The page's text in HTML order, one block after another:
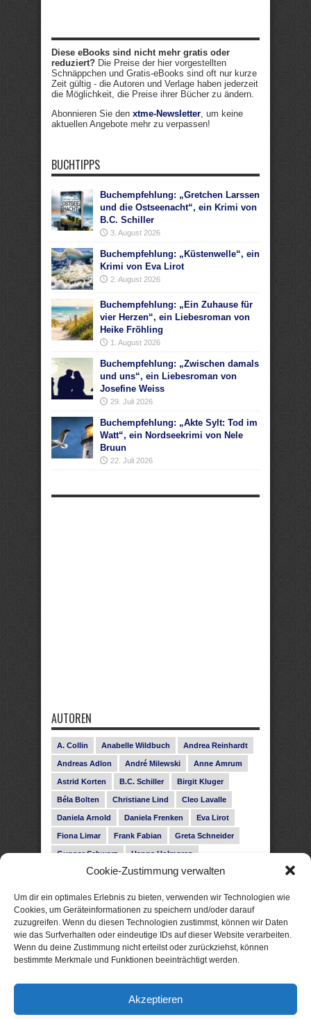
Cookie-Zustimmung verwalten
Um dir ein optimales Erlebnis zu bieten, verwenden wir Technologien wie
Cookies, um Geräteinformationen zu speichern und/oder darauf
zuzugreifen. Wenn du diesen Technologien zustimmst, können wir Daten
wie das Surfverhalten oder eindeutige IDs auf dieser Website verarbeiten.
Wenn du deine Zustimmung nicht erteilst oder zurückziehst, können
bestimmte Merkmale und Funktionen beeinträchtigt werden.
Akzeptieren
Diese eBooks sind nicht mehr gratis oder
reduziert? Die Preise der hier vorgestellten
Schnäppchen und Gratis-eBooks sind oft nur kurze
Zeit gültig - die Autoren und Verlage haben jederzeit
die Möglichkeit, die Preise ihrer Bücher zu ändern.
Abonnieren Sie den xtme-Newsletter, um keine
aktuellen Angebote mehr zu verpassen!
BUCHTIPPS
Buchempfehlung: „Gretchen Larssen
und die Ostseenacht“, ein Krimi von
B.C. Schiller
3. August 2026
Buchempfehlung: „Küstenwelle“, ein
Krimi von Eva Lirot
2. August 2026
Buchempfehlung: „Ein Zuhause für
vier Herzen“, ein Liebesroman von
Heike Fröhling
1. August 2026
Buchempfehlung: „Zwischen damals
und uns“, ein Liebesroman von
Josefine Weiss
29. Juli 2026
Buchempfehlung: „Akte Sylt: Tod im
Watt“, ein Nordseekrimi von Nele
Bruun
22. Juli 2026
AUTOREN
A. Collin Anabelle Wildbuch Andrea Reinhardt
Andreas Adlon André Milewski Anne Amrum
Astrid Korten B.C. Schiller Birgit Kluger
Béla Bolten Christiane Lind Cleo Lavalle
Daniela Arnold Daniela Frenken Eva Lirot
Fiona Limar Frank Fabian Greta Schneider
Gunnar Schwarz Hanna Holmgren
Heike Fröhling Ina Glahe Ivo Pala J. Vellguth
Leonie Haubrich Lilly Labord Livia Pipes
Malin Blunk Marcus Hünnebeck Martin Krist
Melisa Schwermer Nele Bruun Nika Lubitsch
Noah Fitz Nora Amelie René Junge
Subina Giuletti